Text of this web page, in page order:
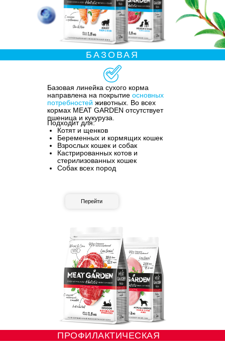
ПРОФИЛАКТИЧЕСКАЯ
БАЗОВАЯ
Базовая линейка сухого корма
направлена на покрытие основных
потребностей животных. Во всех
кормах MEAT GARDEN отсутствует
пшеница и кукуруза.
Подходит для:
Котят и щенков
Беременных и кормящих кошек
Взрослых кошек и собак
Кастрированных котов и
стерилизованных кошек
Собак всех пород
Перейти